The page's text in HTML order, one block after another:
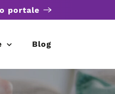
portale
Blog